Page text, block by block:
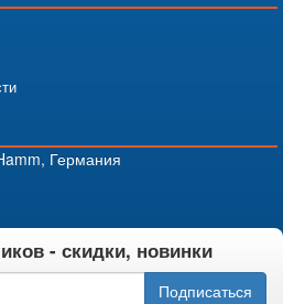
Германия
- скидки, новинки
Подписаться